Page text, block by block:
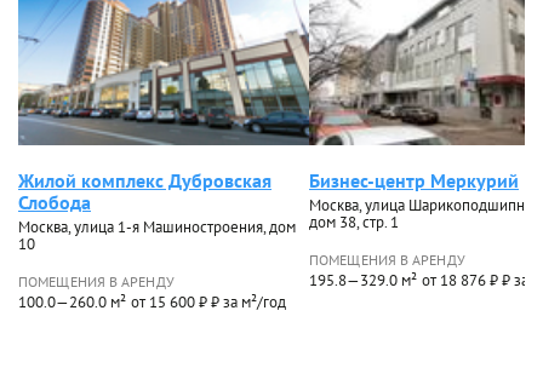
Жилой комплекс Дубровская
Слобода
Москва, улица 1-я Машиностроения, дом
10
ПОМЕЩЕНИЯ В АРЕНДУ
100.0—260.0 м² от 15 600 ₽ ₽ за м²/год
Бизнес-центр Меркурий
Москва, улица
дом 38, стр. 1
ПОМЕЩЕНИЯ В АРЕНДУ
195.8—329.0 м² от 18 876 ₽ ₽ за